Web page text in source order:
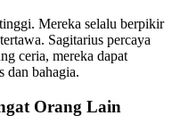
Mereka selalu berpikir
Sagitarius percaya
ceria, mereka dapat
dan bahagia.
Orang Lain